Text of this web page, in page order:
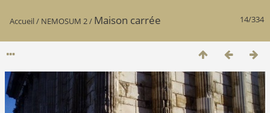
14/334
Accueil/ NEMOSUM 2/ Maison carrée